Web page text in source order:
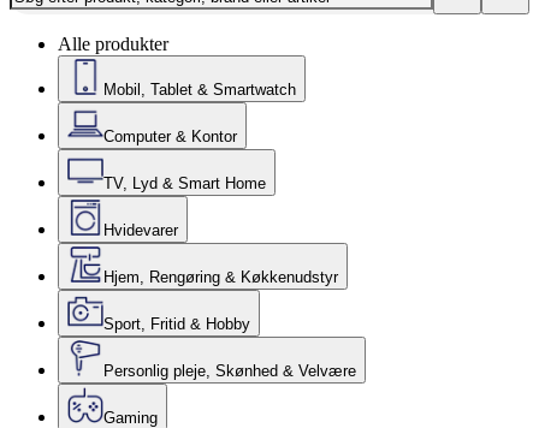
Alle produkter
Mobil, Tablet & Smartwatch
Computer & Kontor
TV, Lyd & Smart Home
Hvidevarer
Hjem, Rengøring & Køkkenudstyr
Sport, Fritid & Hobby
Personlig pleje, Skønhed & Velvære
Gaming